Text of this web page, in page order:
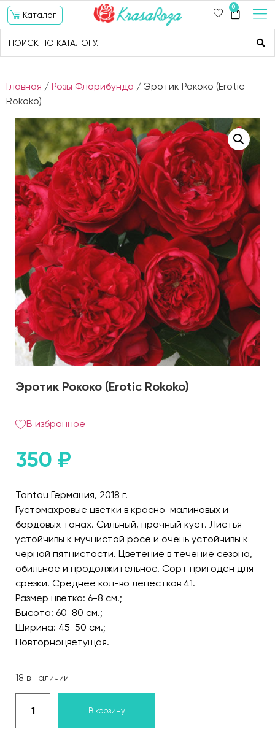
Каталог
0
Главная / Розы Флорибунда / Эротик Рококо (Erotic
Rokoko)
Эротик Рококо (Erotic Rokoko)
В избранное
350 ₽
Tantau Германия, 2018 г.
Густомахровые цветки в красно-малиновых и
бордовых тонах. Сильный, прочный куст. Листья
устойчивы к мучнистой росе и очень устойчивы к
чёрной пятнистости. Цветение в течение сезона,
обильное и продолжительное. Сорт пригоден для
срезки. Среднее кол-во лепестков 41.
Размер цветка: 6-8 см.;
Высота: 60-80 см.;
Ширина: 45-50 см.;
Повторноцветущая.
18 в наличии
В корзину